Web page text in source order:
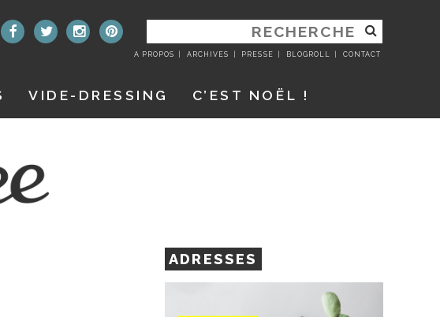
RECHERCHER
:
A PROPOS ARCHIVES PRESSE BLOGROLL CONTACT
VIDE-DRESSING C’EST NOËL !
ADRESSES